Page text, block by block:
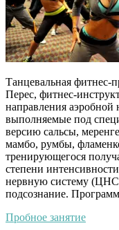
Танцевальная фитнес-
Перес, фитнес-
направления
выполняемые под
версию сальсы,
мамбо, румбы,
тренирующегося
степени
нервную систему
подсознание.
Пробное занятие